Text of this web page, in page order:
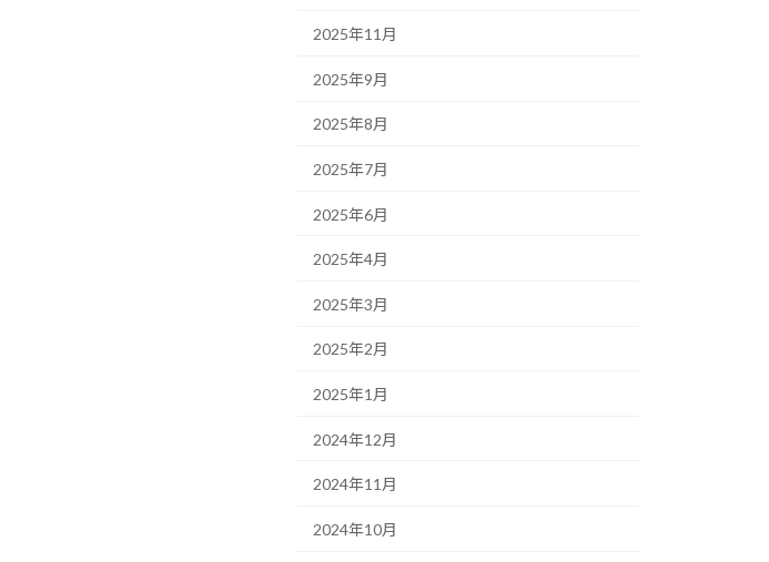
2025年11月
2025年9月
2025年8月
2025年7月
2025年6月
2025年4月
2025年3月
2025年2月
2025年1月
2024年12月
2024年11月
2024年10月